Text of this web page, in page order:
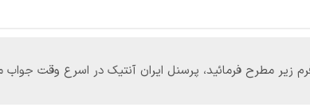
فرم زیر مطرح فرمائید، پرسنل ایران آنتیک در اسرع وقت